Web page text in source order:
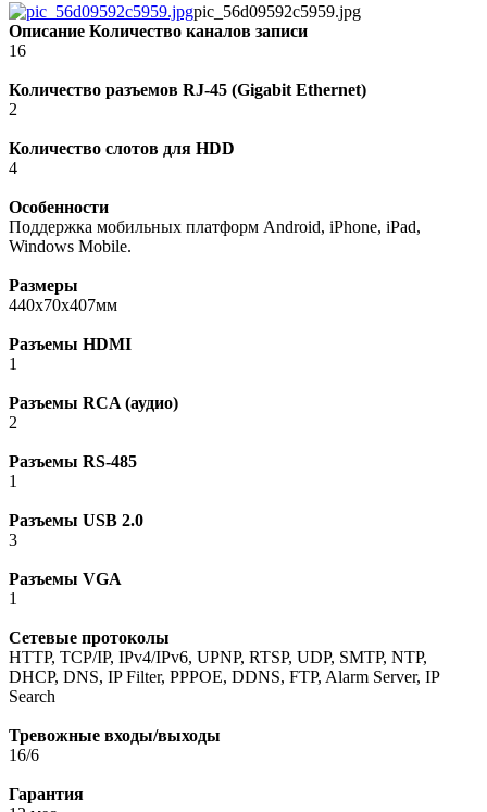
pic_56d09592c5959.jpg
Описание Количество каналов записи
16
Количество разъемов RJ-45 (Gigabit Ethernet)
2
Количество слотов для HDD
4
Особенности
Поддержка мобильных платформ Android, iPhone, iPad,
Windows Mobile.
Размеры
440x70x407мм
Разъемы HDMI
1
Разъемы RCA (аудио)
2
Разъемы RS-485
1
Разъемы USB 2.0
3
Разъемы VGA
1
Сетевые протоколы
HTTP, TCP/IP, IPv4/IPv6, UPNP, RTSP, UDP, SMTP, NTP,
DHCP, DNS, IP Filter, PPPOE, DDNS, FTP, Alarm Server, IP
Search
Тревожные входы/выходы
16/6
Гарантия